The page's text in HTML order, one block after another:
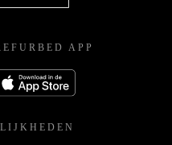
APP